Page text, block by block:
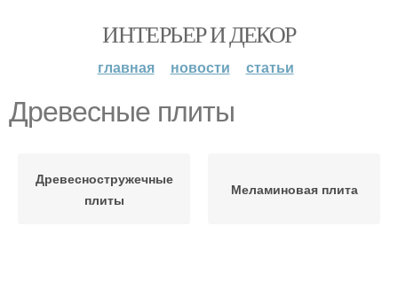
ИНТЕРЬЕР И ДЕКОР
главная новости статьи
Древесные плиты
Древесностружечные
плиты
Меламиновая плита